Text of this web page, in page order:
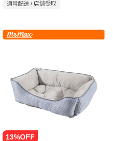
通常配送 / 店舗受取